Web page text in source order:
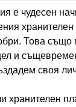
е чудесен
хранителен
Това също
и
своя
хранителен